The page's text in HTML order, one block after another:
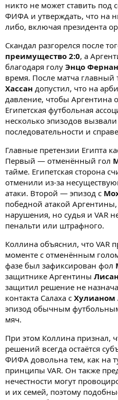
никто не может ставить под
ФИФА и утверждать, что на
либо, включая президента
Скандал разгорелся после
преимущество 2:0, а
благодаря голу Энцо
время. После матча главный
Хассан допустил, что на
давление, чтобы Аргентина
Египетская футбольная
несколько эпизодов
последовательности и
Главные претензии Египта
Первый — отменённый гол
тайме. Египетская сторона
отменили из-за
атаки. Второй — эпизод с
победной атакой
нарушения, но судья и VAR
пенальти или штрафного.
Коллина объяснил, что VAR
моменте с отменённым
фазе был зафиксирован фол
защитнике Аргентины
защитил решение не
контакта Салаха с Хулианом
эпизод обычным
мяч.
При этом Коллина признал,
решений всегда остаётся
ФИФА довольна тем, как на
принципы VAR. Он также
нечестности могут
и их семей, поэтому